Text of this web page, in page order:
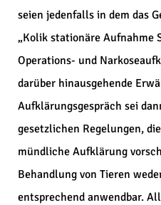
seien jedenfalls in dem das
„Kolik stationäre Aufnahme
Operations- und
darüber hinausgehende
Aufklärungsgespräch sei
gesetzlichen Regelungen,
mündliche Aufklärung
Behandlung von Tieren
entsprechend anwendbar.